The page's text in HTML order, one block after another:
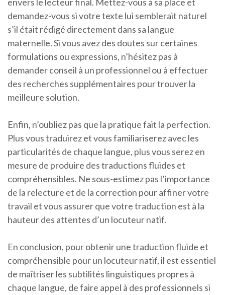
demandez-vous si votre texte lui semblerait naturel
s’il était rédigé directement dans sa langue
maternelle. Si vous avez des doutes sur certaines
formulations ou expressions, n’hésitez pas à
demander conseil à un professionnel ou à effectuer
des recherches supplémentaires pour trouver la
meilleure solution.
Enfin, n’oubliez pas que la pratique fait la perfection.
Plus vous traduirez et vous familiariserez avec les
particularités de chaque langue, plus vous serez en
mesure de produire des traductions fluides et
compréhensibles. Ne sous-estimez pas l’importance
de la relecture et de la correction pour affiner votre
travail et vous assurer que votre traduction est à la
hauteur des attentes d’un locuteur natif.
En conclusion, pour obtenir une traduction fluide et
compréhensible pour un locuteur natif, il est essentiel
de maîtriser les subtilités linguistiques propres à
chaque langue, de faire appel à des professionnels si